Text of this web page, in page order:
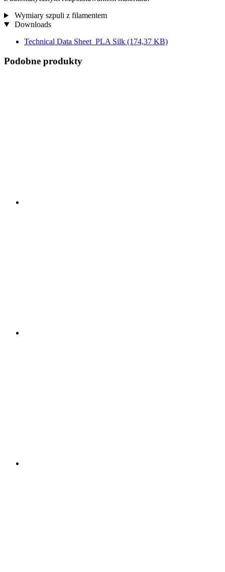
Wymiary szpuli z filamentem
Downloads
Technical Data Sheet_PLA Silk (174,37 KB)
Podobne produkty